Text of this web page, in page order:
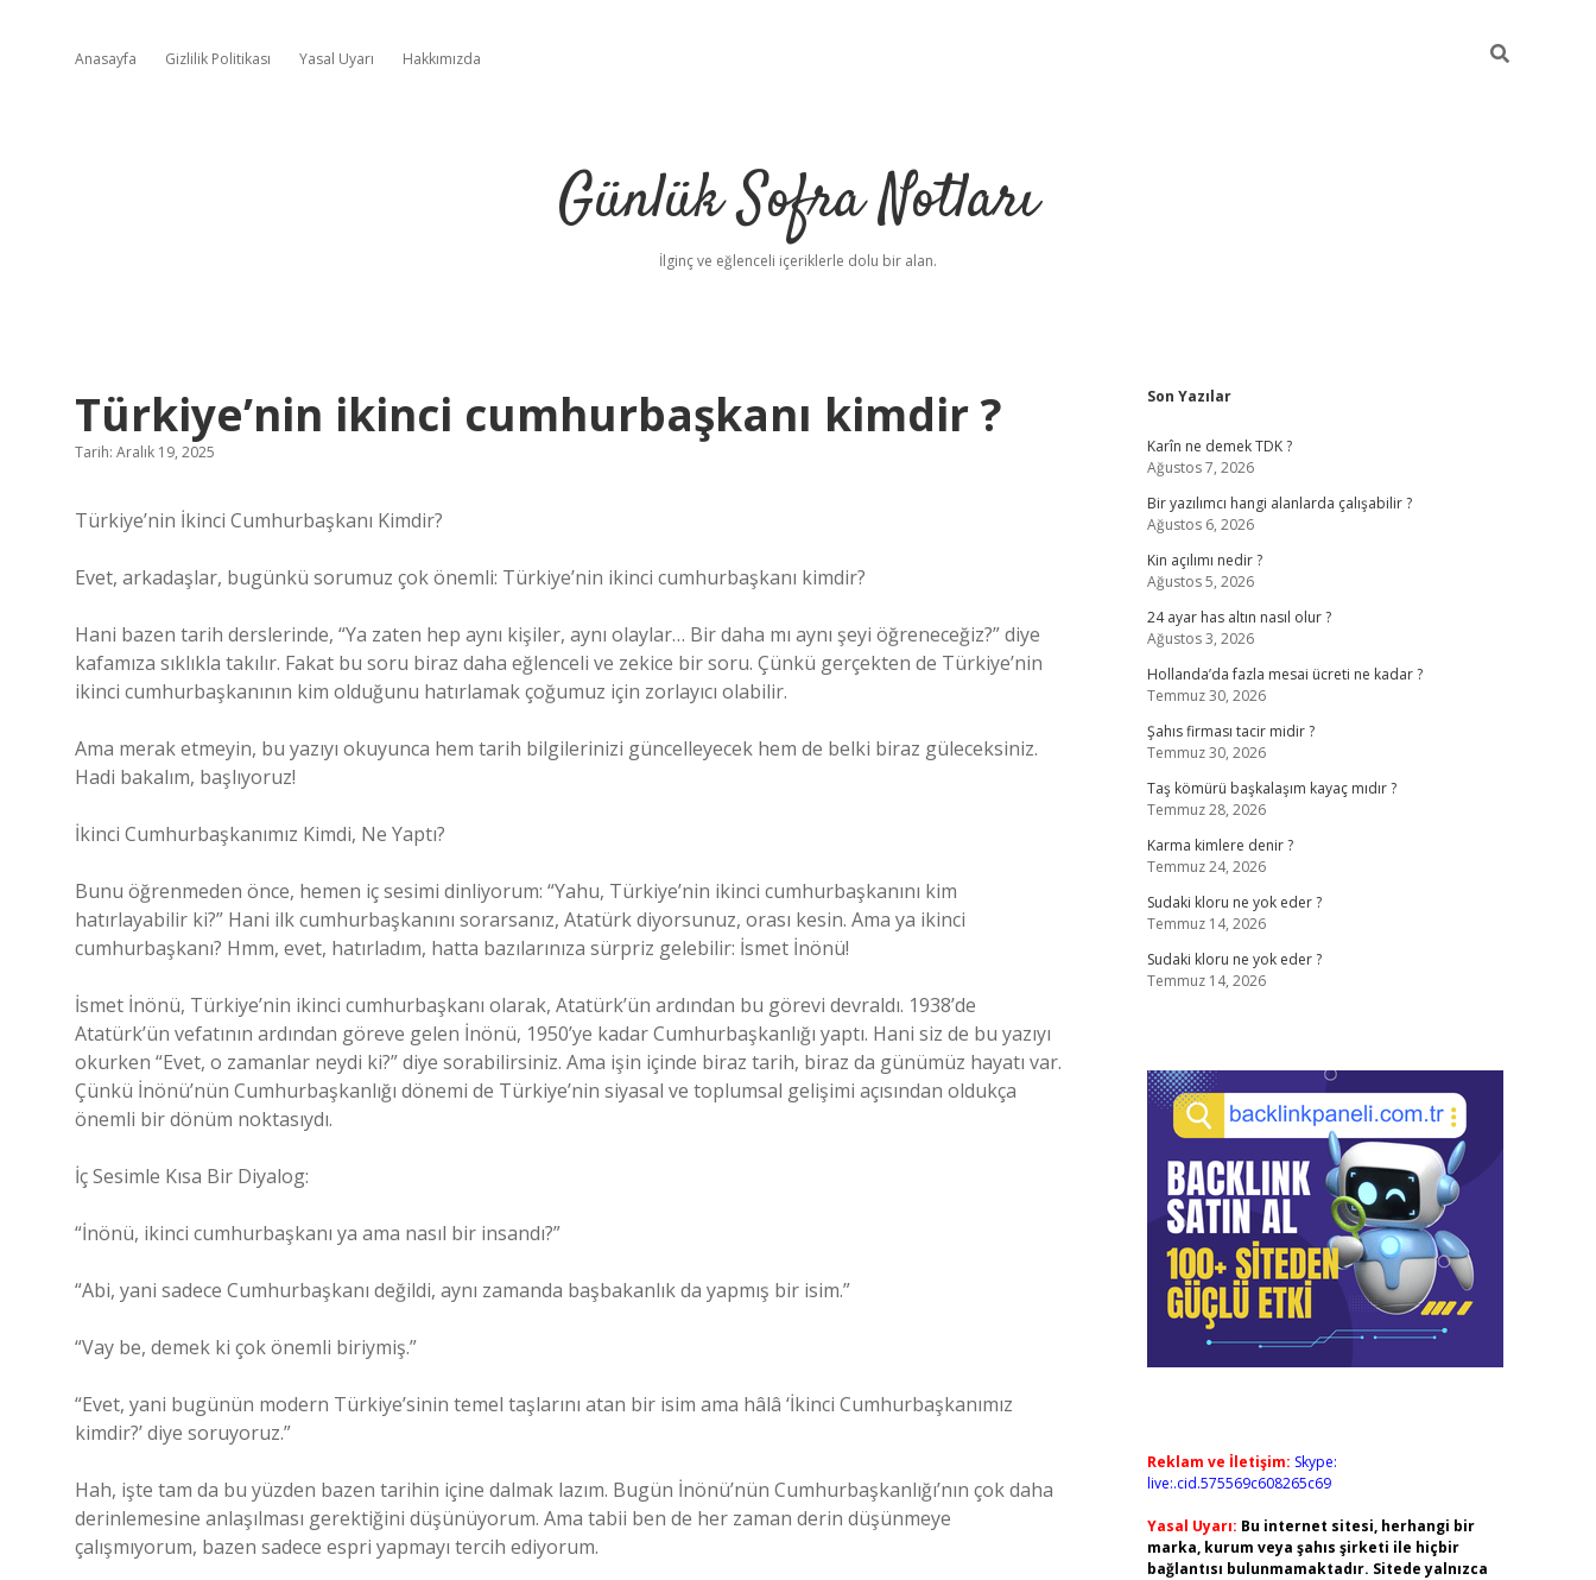
Anasayfa Gizlilik Politikası Yasal Uyarı Hakkımızda
Günlük Sofra Notları
İlginç ve eğlenceli içeriklerle dolu bir alan.
Türkiye’nin ikinci cumhurbaşkanı kimdir ?
Tarih: Aralık 19, 2025
Türkiye’nin İkinci Cumhurbaşkanı Kimdir?
Evet, arkadaşlar, bugünkü sorumuz çok önemli: Türkiye’nin ikinci cumhurbaşkanı kimdir?
Hani bazen tarih derslerinde, “Ya zaten hep aynı kişiler, aynı olaylar… Bir daha mı aynı şeyi öğreneceğiz?” diye
kafamıza sıklıkla takılır. Fakat bu soru biraz daha eğlenceli ve zekice bir soru. Çünkü gerçekten de Türkiye’nin
ikinci cumhurbaşkanının kim olduğunu hatırlamak çoğumuz için zorlayıcı olabilir.
Ama merak etmeyin, bu yazıyı okuyunca hem tarih bilgilerinizi güncelleyecek hem de belki biraz güleceksiniz.
Hadi bakalım, başlıyoruz!
İkinci Cumhurbaşkanımız Kimdi, Ne Yaptı?
Bunu öğrenmeden önce, hemen iç sesimi dinliyorum: “Yahu, Türkiye’nin ikinci cumhurbaşkanını kim
hatırlayabilir ki?” Hani ilk cumhurbaşkanını sorarsanız, Atatürk diyorsunuz, orası kesin. Ama ya ikinci
cumhurbaşkanı? Hmm, evet, hatırladım, hatta bazılarınıza sürpriz gelebilir: İsmet İnönü!
İsmet İnönü, Türkiye’nin ikinci cumhurbaşkanı olarak, Atatürk’ün ardından bu görevi devraldı. 1938’de
Atatürk’ün vefatının ardından göreve gelen İnönü, 1950’ye kadar Cumhurbaşkanlığı yaptı. Hani siz de bu yazıyı
okurken “Evet, o zamanlar neydi ki?” diye sorabilirsiniz. Ama işin içinde biraz tarih, biraz da günümüz hayatı var.
Çünkü İnönü’nün Cumhurbaşkanlığı dönemi de Türkiye’nin siyasal ve toplumsal gelişimi açısından oldukça
önemli bir dönüm noktasıydı.
İç Sesimle Kısa Bir Diyalog:
“İnönü, ikinci cumhurbaşkanı ya ama nasıl bir insandı?”
“Abi, yani sadece Cumhurbaşkanı değildi, aynı zamanda başbakanlık da yapmış bir isim.”
“Vay be, demek ki çok önemli biriymiş.”
“Evet, yani bugünün modern Türkiye’sinin temel taşlarını atan bir isim ama hâlâ ‘İkinci Cumhurbaşkanımız
kimdir?’ diye soruyoruz.”
Hah, işte tam da bu yüzden bazen tarihin içine dalmak lazım. Bugün İnönü’nün Cumhurbaşkanlığı’nın çok daha
derinlemesine anlaşılması gerektiğini düşünüyorum. Ama tabii ben de her zaman derin düşünmeye
çalışmıyorum, bazen sadece espri yapmayı tercih ediyorum.
Sidebar
Son Yazılar
Karîn ne demek TDK ?
Ağustos 7, 2026
Bir yazılımcı hangi alanlarda çalışabilir ?
Ağustos 6, 2026
Kin açılımı nedir ?
Ağustos 5, 2026
24 ayar has altın nasıl olur ?
Ağustos 3, 2026
Hollanda’da fazla mesai ücreti ne kadar ?
Temmuz 30, 2026
Şahıs firması tacir midir ?
Temmuz 30, 2026
Taş kömürü başkalaşım kayaç mıdır ?
Temmuz 28, 2026
Karma kimlere denir ?
Temmuz 24, 2026
Sudaki kloru ne yok eder ?
Temmuz 14, 2026
Sudaki kloru ne yok eder ?
Temmuz 14, 2026
Reklam ve İletişim: Skype:
live:.cid.575569c608265c69
Yasal Uyarı: Bu internet sitesi, herhangi bir
marka, kurum veya şahıs şirketi ile hiçbir
bağlantısı bulunmamaktadır. Sitede yalnızca